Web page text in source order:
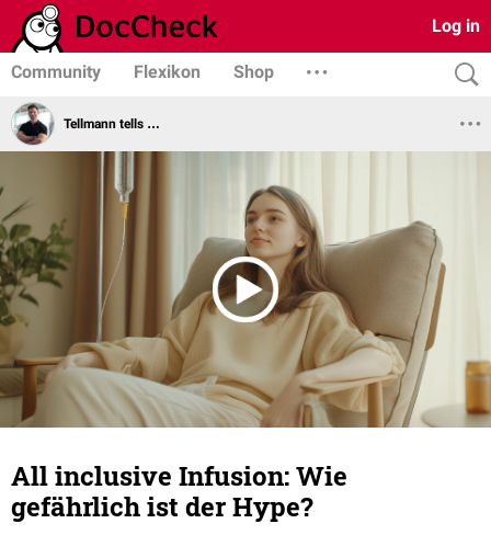
Log in
Community Flexikon Shop
Tellmann tells …
All inclusive Infusion: Wie
gefährlich ist der Hype?